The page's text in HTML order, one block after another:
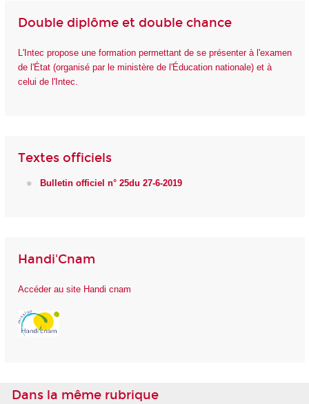
Double diplôme et double chance
L'Intec propose une formation permettant de se présenter à l'examen
de l'État (organisé par le ministère de l'Éducation nationale) et à
celui de l'Intec.
Textes officiels
Bulletin officiel n° 25du 27-6-2019
Handi'Cnam
Accéder au site Handi cnam
Dans la même rubrique